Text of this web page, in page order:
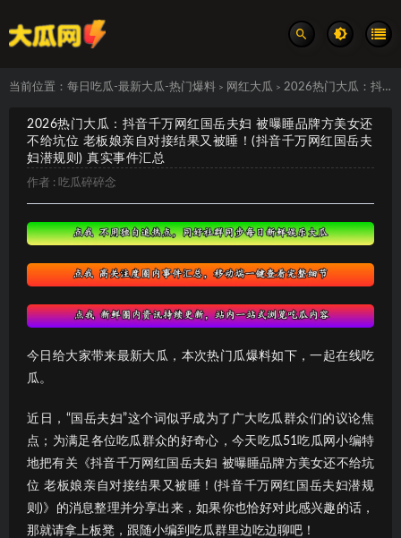
当前位置： 每日吃瓜-最新大瓜-热门爆料 > 网红大瓜 > 2026热门大瓜：抖音千万网红国岳夫妇 被曝睡品牌方美女还不给坑位 老板娘亲自对接结果又被睡！(抖音千万网红国岳夫妇潜规则) 真实事件汇总
2026热门大瓜：抖音千万网红国岳夫妇 被曝睡品牌方美女还
不给坑位 老板娘亲自对接结果又被睡！(抖音千万网红国岳夫
妇潜规则) 真实事件汇总
作者 : 吃瓜碎碎念
今日给大家带来最新大瓜，本次热门瓜爆料如下，一起在线吃
瓜。
近日，“国岳夫妇”这个词似乎成为了广大吃瓜群众们的议论焦
点；为满足各位吃瓜群众的好奇心，今天吃瓜51吃瓜网小编特
地把有关《抖音千万网红国岳夫妇 被曝睡品牌方美女还不给坑
位 老板娘亲自对接结果又被睡！(抖音千万网红国岳夫妇潜规
则)》的消息整理并分享出来，如果你也恰好对此感兴趣的话，
那就请拿上板凳，跟随小编到吃瓜群里边吃边聊吧！